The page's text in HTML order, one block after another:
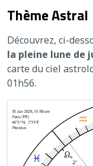
Thème Astral
Découvrez, ci-
la pleine lune de
carte du ciel
01h56.